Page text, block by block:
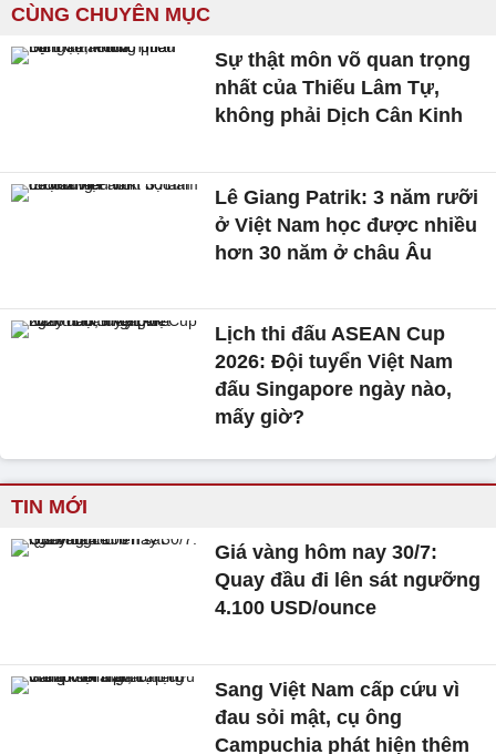
CÙNG CHUYÊN MỤC
Sự thật môn võ quan trọng
nhất của Thiếu Lâm Tự,
không phải Dịch Cân Kinh
Lê Giang Patrik: 3 năm rưỡi
ở Việt Nam học được nhiều
hơn 30 năm ở châu Âu
Lịch thi đấu ASEAN Cup
2026: Đội tuyển Việt Nam
đấu Singapore ngày nào,
mấy giờ?
TIN MỚI
Giá vàng hôm nay 30/7:
Quay đầu đi lên sát ngưỡng
4.100 USD/ounce
Sang Việt Nam cấp cứu vì
đau sỏi mật, cụ ông
Campuchia phát hiện thêm